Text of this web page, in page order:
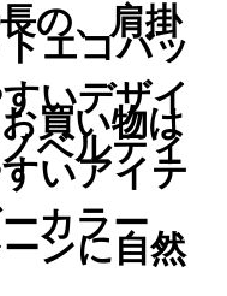
の、肩掛
エコバッ
いデザイ
買い物は
ベルティ
いアイテ
カラー
ンに自然